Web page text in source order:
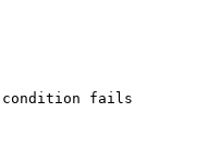
fails